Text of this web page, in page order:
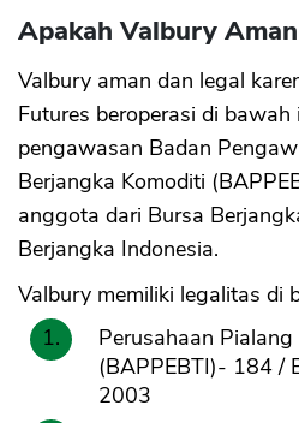
Apakah Valbury Aman
Valbury aman dan legal
Futures beroperasi di
pengawasan Badan
Berjangka Komoditi
anggota dari Bursa
Berjangka Indonesia.
Valbury memiliki legalitas di
Perusahaan
(BAPPEBTI)- 184 /
2003